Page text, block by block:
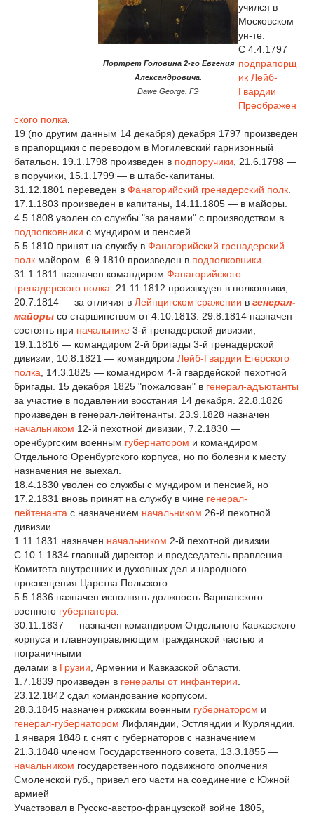
Портрет Головина 2-го Евгения
Александровича.
Dawe George. ГЭ
учился в
Московском
ун-те.
С 4.4.1797
подпрапорщ
ик Лейб-
Гвардии
Преображен
ского полка
19 (по другим данным 14 декабря) декабря 1797 произведен
в прапорщики с переводом в Могилевский гарнизонный
батальон. 19.1.1798 произведен в подпоручики , 21.6.1798 —
в поручики, 15.1.1799 — в штабс-капитаны.
31.12.1801 переведен в Фанагорийский гренадерский полк
17.1.1803 произведен в капитаны, 14.11.1805 — в майоры.
4.5.1808 уволен со службы "за ранами" с производством в
подполковники с мундиром и пенсией.
5.5.1810 принят на службу в Фанагорийский гренадерский
полк майором. 6.9.1810 произведен в подполковники
31.1.1811 назначен командиром Фанагорийского
гренадерского полка . 21.11.1812 произведен в полковники,
20.7.1814 — за отличия в Лейпцигском сражении в генерал-
майоры со старшинством от 4.10.1813. 29.8.1814 назначен
состоять при начальнике 3-й гренадерской дивизии,
19.1.1816 — командиром 2-й бригады 3-й гренадерской
дивизии, 10.8.1821 — командиром Лейб-Гвардии Егерского
полка , 14.3.1825 — командиром 4-й гвардейской пехотной
бригады. 15 декабря 1825 "пожалован" в генерал-адъютанты
за участие в подавлении восстания 14 декабря. 22.8.1826
произведен в генерал-лейтенанты. 23.9.1828 назначен
начальником 12-й пехотной дивизии, 7.2.1830 —
оренбургским военным губернатором и командиром
Отдельного Оренбургского корпуса, но по болезни к месту
назначения не выехал.
18.4.1830 уволен со службы с мундиром и пенсией, но
17.2.1831 вновь принят на службу в чине генерал-
лейтенанта с назначением начальником 26-й пехотной
дивизии.
1.11.1831 назначен начальником 2-й пехотной дивизии.
С 10.1.1834 главный директор и председатель правления
Комитета внутренних и духовных дел и народного
просвещения Царства Польского.
5.5.1836 назначен исполнять должность Варшавского
военного губернатора
30.11.1837 — назначен командиром Отдельного Кавказского
корпуса и главноуправляющим гражданской частью и
пограничными
делами в Грузии , Армении и Кавказской области.
1.7.1839 произведен в генералы от инфантерии
23.12.1842 сдал командование корпусом.
28.3.1845 назначен рижским военным губернатором и
генерал-губернатором Лифляндии, Эстляндии и Курляндии.
1 января 1848 г. снят с губернаторов с назначением
21.3.1848 членом Государственного совета, 13.3.1855 —
начальником государственного подвижного ополчения
Смоленской губ., привел его части на соединение с Южной
армией
Участвовал в Русско-австро-французской войне 1805,